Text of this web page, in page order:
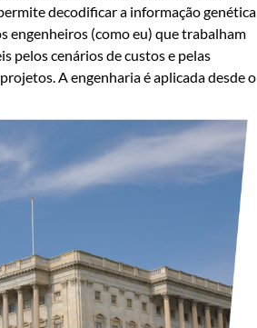
decodificar a informação genética
engenheiros (como eu) que trabalham
pelos cenários de custos e pelas
A engenharia é aplicada desde o